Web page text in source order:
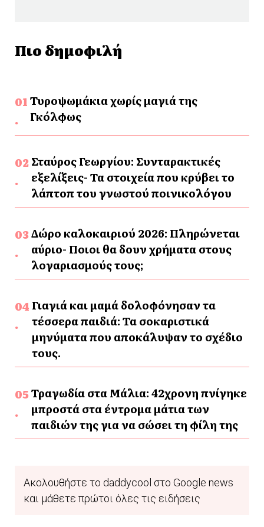
Πιο δημοφιλή
Τυροψωμάκια χωρίς μαγιά της
Γκόλφως
Σταύρος Γεωργίου: Συνταρακτικές
εξελίξεις- Τα στοιχεία που κρύβει το
λάπτοπ του γνωστού ποινικολόγου
Δώρο καλοκαιριού 2026: Πληρώνεται
αύριο- Ποιοι θα δουν χρήματα στους
λογαριασμούς τους;
Γιαγιά και μαμά δολοφόνησαν τα
τέσσερα παιδιά: Τα σοκαριστικά
μηνύματα που αποκάλυψαν το σχέδιο
τους.
Τραγωδία στα Μάλια: 42χρονη πνίγηκε
μπροστά στα έντρομα μάτια των
παιδιών της για να σώσει τη φίλη της
Ακολουθήστε το daddycool στο Google news
και μάθετε πρώτοι όλες τις ειδήσεις